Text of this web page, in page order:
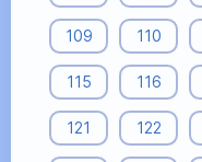
109 110
115 116
121 122